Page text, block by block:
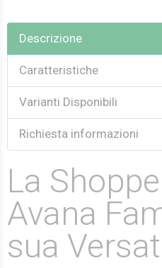
Descrizione
Caratteristiche
Varianti Disponibili
Richiesta informazioni
La
Avana
sua